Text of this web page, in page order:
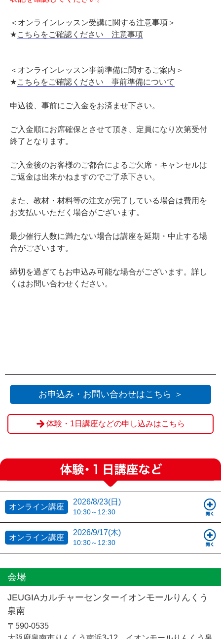
＜オンラインレッスン受講に関する注意事項＞
★こちらをご確認ください 注意事項
＜オンラインレッスン事前準備に関するご案内＞
★こちらをご確認ください 事前準備について
申込後、事前にご入金をお済ませ下さい。
ご入金順にお席確保とさせて頂き、定員になり次第受付
終了となります。
ご入金後のお客様のご都合によるご欠席・キャンセルは
ご返金は出来かねますのでご了承下さい。
また、教材・材料等の注文が完了している場合は費用を
お支払いいただく場合がございます。
最少催行人数に満たない場合は講座を延期・中止する場
合がございます。
締切を過ぎてもお申込み可能な場合がございます。詳し
くはお問い合わせください。
お申込み・お問い合わせはこちら ＞
体験・1日講座などの申し込みはこちら
オンライン講座
2026/8/23(日)
10:30～12:30
オンライン講座
2026/9/17(木)
10:30～12:30
会場
JEUGIAカルチャーセンターイオンモールりんくう
泉南
〒590-0535